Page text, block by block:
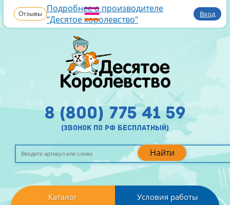
Отзывы Подробнее о производителе
"Десятое королевство"
Вход
Найти
8 (800) 775 41 59
(звонок по рф бесплатный)
Каталог Условия работы